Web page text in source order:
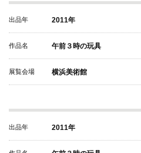
出品年 2011年
作品名 午前３時の玩具
展覧会場 横浜美術館
出品年 2011年